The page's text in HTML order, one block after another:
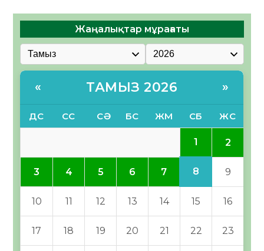
Жаңалықтар мұрағаты
« ТАМЫЗ 2026 »
ДС СС СӘ БС ЖМ СБ ЖС
1 2
3 4 5 6 7 8 9
10 11 12 13 14 15 16
17 18 19 20 21 22 23